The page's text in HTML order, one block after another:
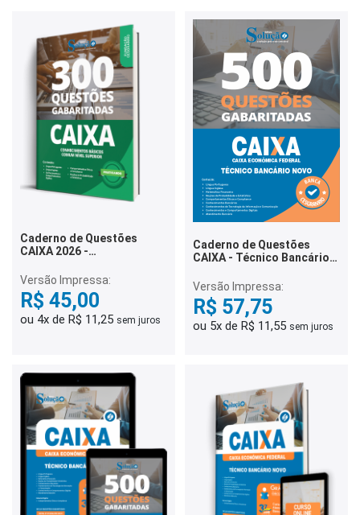
Caderno de Questões
CAIXA 2026 -
Comum Nível Superior -
300 Questões Gabaritadas
Versão Impressa:
R$ 45,00
ou 4x de R$ 11,25 sem juros
Caderno de Questões
CAIXA - Técnico Bancário
Gabaritadas
Versão Impressa:
R$ 57,75
ou 5x de R$ 11,55 sem juros